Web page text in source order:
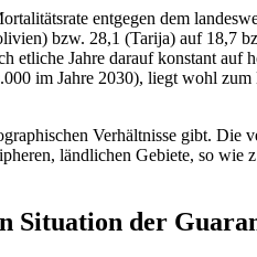
entgegen dem
bzw. 28,1 (Tarija) auf 18,7
etliche Jahre darauf konstant
im Jahre 2030), liegt wohl
Verhältnisse gibt.
ländlichen Gebiete, so
Situation der